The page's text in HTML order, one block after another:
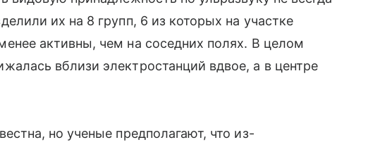
их на 8 групп, 6 из которых на участке
активны, чем на соседних полях. В целом
вблизи электростанций вдвое, а в центре
но ученые предполагают, что из-